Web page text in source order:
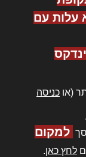
עלות עם
(או כניסה
למקום
לחץ כאן.